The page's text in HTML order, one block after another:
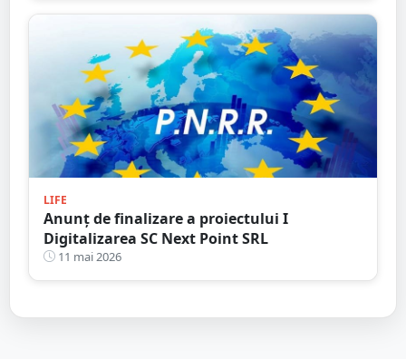
LIFE
Anunț de finalizare a proiectului I
Digitalizarea SC Next Point SRL
11 mai 2026